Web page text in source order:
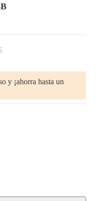
y ¡ahorra hasta un